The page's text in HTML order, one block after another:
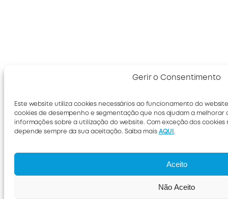
Gerir o Consentimento
Este website utiliza cookies necessários ao funcionamento do
cookies de desempenho e segmentação que nos ajudam a melhorar
informações sobre a utilização do website. Com exceção dos cookies
depende sempre da sua aceitação. Saiba mais AQUI
Aceito
Não Aceito